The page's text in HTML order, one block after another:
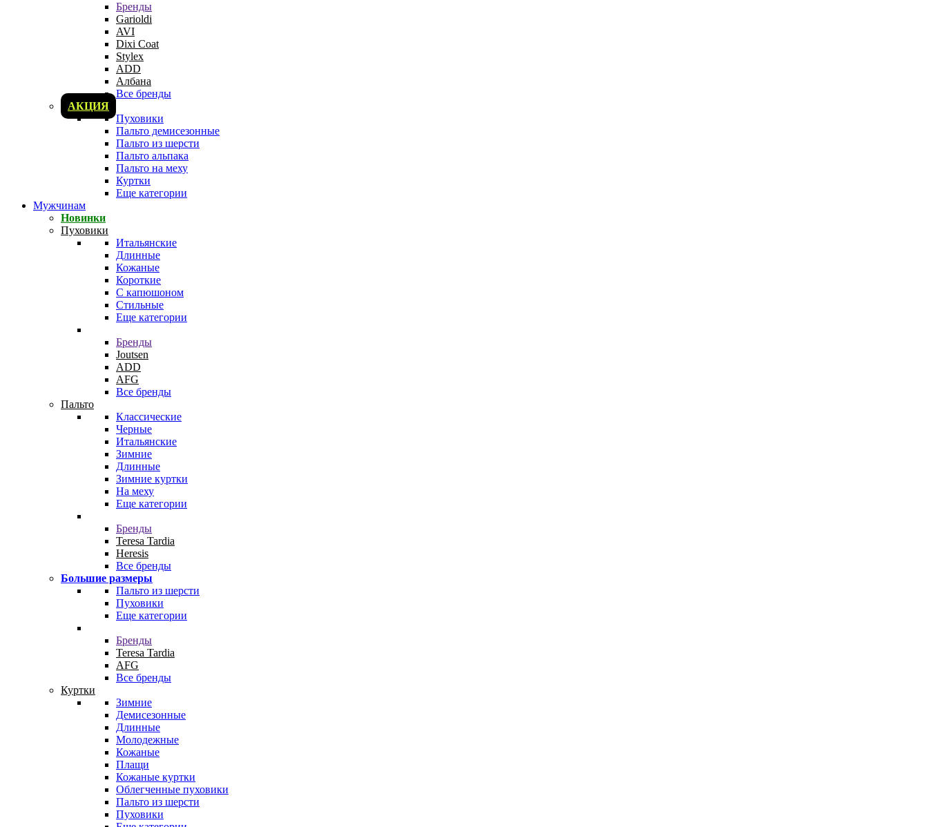
Бренды
Garioldi
AVI
Dixi Coat
Stylex
ADD
Албана
Все бренды
АКЦИЯ
Пуховики
Пальто демисезонные
Пальто из шерсти
Пальто альпака
Пальто на меху
Куртки
Еще категории
Мужчинам
Новинки
Пуховики
Итальянские
Длинные
Кожаные
Короткие
С капюшоном
Стильные
Еще категории
Бренды
Joutsen
ADD
AFG
Все бренды
Пальто
Классические
Черные
Итальянские
Зимние
Длинные
Зимние куртки
На меху
Еще категории
Бренды
Teresa Tardia
Heresis
Все бренды
Большие размеры
Пальто из шерсти
Пуховики
Еще категории
Бренды
Teresa Tardia
AFG
Все бренды
Куртки
Зимние
Демисезонные
Длинные
Молодежные
Кожаные
Плащи
Кожаные куртки
Облегченные пуховики
Пальто из шерсти
Пуховики